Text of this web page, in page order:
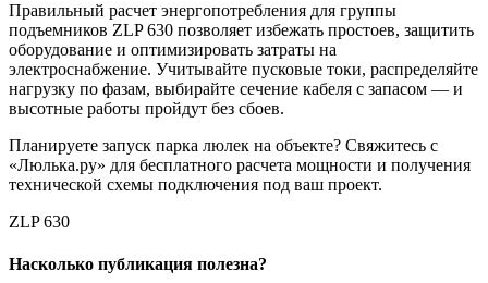
Правильный расчет энергопотребления для группы
подъемников ZLP 630 позволяет избежать простоев, защитить
оборудование и оптимизировать затраты на
электроснабжение. Учитывайте пусковые токи, распределяйте
нагрузку по фазам, выбирайте сечение кабеля с запасом — и
высотные работы пройдут без сбоев.
Планируете запуск парка люлек на объекте? Свяжитесь с
«Люлька.ру» для бесплатного расчета мощности и получения
технической схемы подключения под ваш проект.
ZLP 630
Насколько публикация полезна?